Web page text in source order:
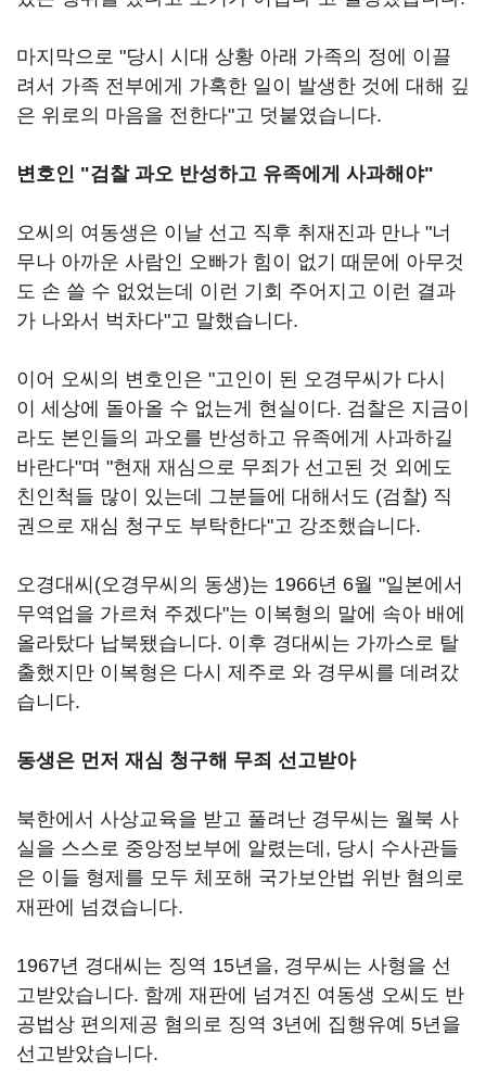
마지막으로 "당시 시대 상황 아래 가족의 정에 이끌
려서 가족 전부에게 가혹한 일이 발생한 것에 대해 깊
은 위로의 마음을 전한다"고 덧붙였습니다.
변호인 "검찰 과오 반성하고 유족에게 사과해야"
오씨의 여동생은 이날 선고 직후 취재진과 만나 "너
무나 아까운 사람인 오빠가 힘이 없기 때문에 아무것
도 손 쓸 수 없었는데 이런 기회 주어지고 이런 결과
가 나와서 벅차다"고 말했습니다.
이어 오씨의 변호인은 "고인이 된 오경무씨가 다시
이 세상에 돌아올 수 없는게 현실이다. 검찰은 지금이
라도 본인들의 과오를 반성하고 유족에게 사과하길
바란다"며 "현재 재심으로 무죄가 선고된 것 외에도
친인척들 많이 있는데 그분들에 대해서도 (검찰) 직
권으로 재심 청구도 부탁한다"고 강조했습니다.
오경대씨(오경무씨의 동생)는 1966년 6월 "일본에서
무역업을 가르쳐 주겠다"는 이복형의 말에 속아 배에
올라탔다 납북됐습니다. 이후 경대씨는 가까스로 탈
출했지만 이복형은 다시 제주로 와 경무씨를 데려갔
습니다.
동생은 먼저 재심 청구해 무죄 선고받아
북한에서 사상교육을 받고 풀려난 경무씨는 월북 사
실을 스스로 중앙정보부에 알렸는데, 당시 수사관들
은 이들 형제를 모두 체포해 국가보안법 위반 혐의로
재판에 넘겼습니다.
1967년 경대씨는 징역 15년을, 경무씨는 사형을 선
고받았습니다. 함께 재판에 넘겨진 여동생 오씨도 반
공법상 편의제공 혐의로 징역 3년에 집행유예 5년을
선고받았습니다.